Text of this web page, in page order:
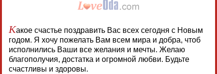
Какое счастье поздравить Вас всех сегодня с Новым
годом. Я хочу пожелать Вам всем мира и добра, чтоб
исполнились Ваши все желания и мечты. Желаю
благополучия, достатка и огромной любви. Будьте
счастливы и здоровы.